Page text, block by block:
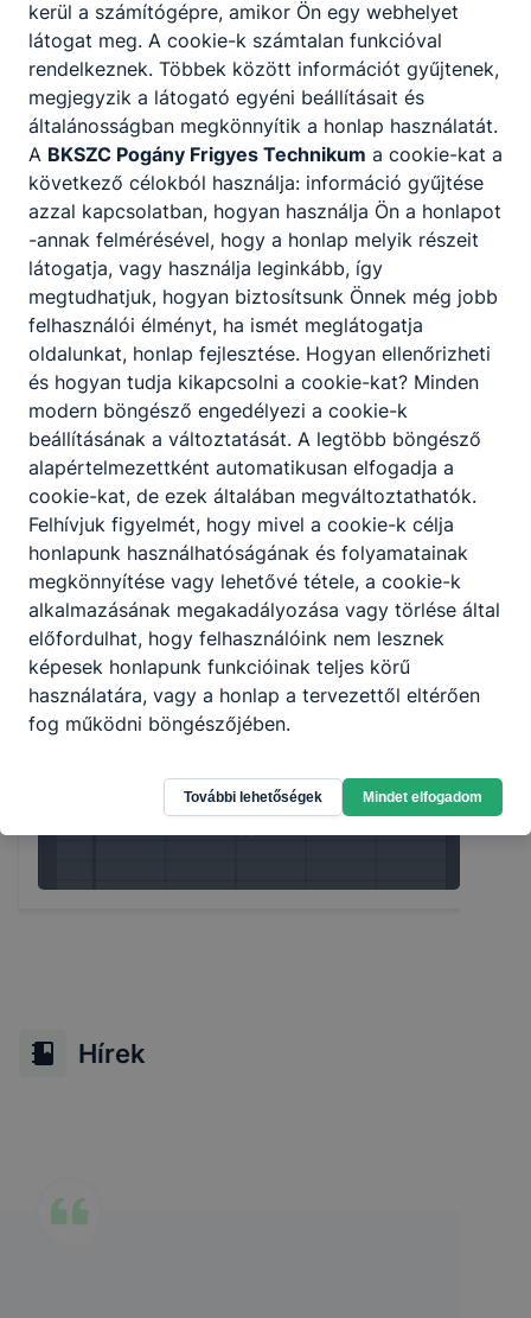
ISKOLÁNK
ÁLLÁSAJÁNLATAI
SZAKKÉPZÉS 4.0
Órarend május 4-
Hírek
kerül a számítógépre, amikor Ön egy webhelyet
látogat meg. A cookie-k számtalan funkcióval
rendelkeznek. Többek között információt gyűjtenek,
megjegyzik a látogató egyéni beállításait és
általánosságban megkönnyítik a honlap használatát.
A BKSZC Pogány Frigyes Technikum a cookie-kat a
következő célokból használja: információ gyűjtése
azzal kapcsolatban, hogyan használja Ön a honlapot
-annak felmérésével, hogy a honlap melyik részeit
látogatja, vagy használja leginkább, így
megtudhatjuk, hogyan biztosítsunk Önnek még jobb
felhasználói élményt, ha ismét meglátogatja
oldalunkat, honlap fejlesztése. Hogyan ellenőrizheti
és hogyan tudja kikapcsolni a cookie-kat? Minden
modern böngésző engedélyezi a cookie-k
beállításának a változtatását. A legtöbb böngésző
alapértelmezettként automatikusan elfogadja a
cookie-kat, de ezek általában megváltoztathatók.
Felhívjuk figyelmét, hogy mivel a cookie-k célja
honlapunk használhatóságának és folyamatainak
megkönnyítése vagy lehetővé tétele, a cookie-k
alkalmazásának megakadályozása vagy törlése által
előfordulhat, hogy felhasználóink nem lesznek
képesek honlapunk funkcióinak teljes körű
használatára, vagy a honlap a tervezettől eltérően
fog működni böngészőjében.
További lehetőségek Mindet elfogadom